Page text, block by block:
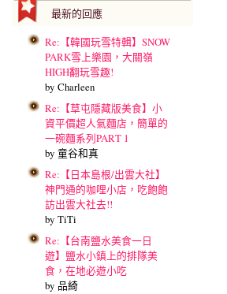
最新的回應
Re:【韓國玩雪特輯】SNOW
PARK雪上樂園，大關嶺
HIGH翻玩雪趣!
by Charleen
Re:【草屯隱藏版美食】小
資平價超人氣麵店，簡單的
一碗麵系列PART 1
by 童谷和真
Re:【日本島根/出雲大社】
神門通的咖哩小店，吃飽飽
訪出雲大社去!!
by TiTi
Re:【台南鹽水美食一日
遊】鹽水小鎮上的排隊美
食，在地必遊小吃
by 品綺